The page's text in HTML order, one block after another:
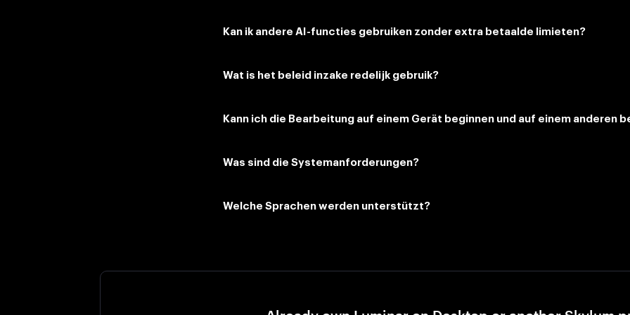
Kan ik andere AI-functies gebruiken zonder extra betaalde limieten?
Wat is het beleid inzake redelijk gebruik?
Kann ich die Bearbeitung auf einem Gerät beginnen und auf einem anderen
Was sind die Systemanforderungen?
Welche Sprachen werden unterstützt?